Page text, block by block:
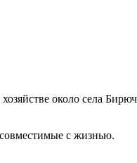
около села
с жизнью.